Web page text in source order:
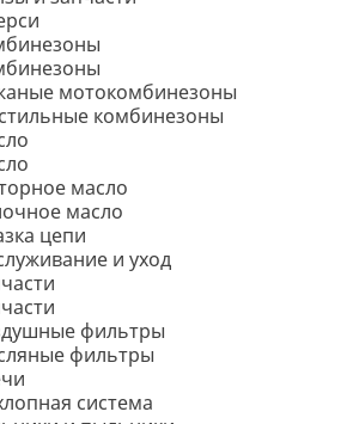
мотокомбинезоны
комбинезоны
масло
масло
цепи
и уход
фильтры
фильтры
система